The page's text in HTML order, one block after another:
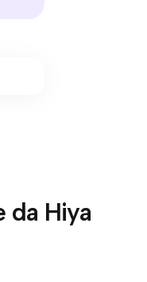
da Hiya